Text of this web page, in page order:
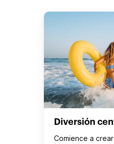
Diversión
Comience a